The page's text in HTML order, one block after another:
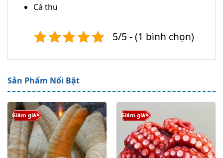
Cá thu
5/5 - (1 bình chọn)
Sản Phẩm Nổi Bật
Giảm giá! Giảm giá!